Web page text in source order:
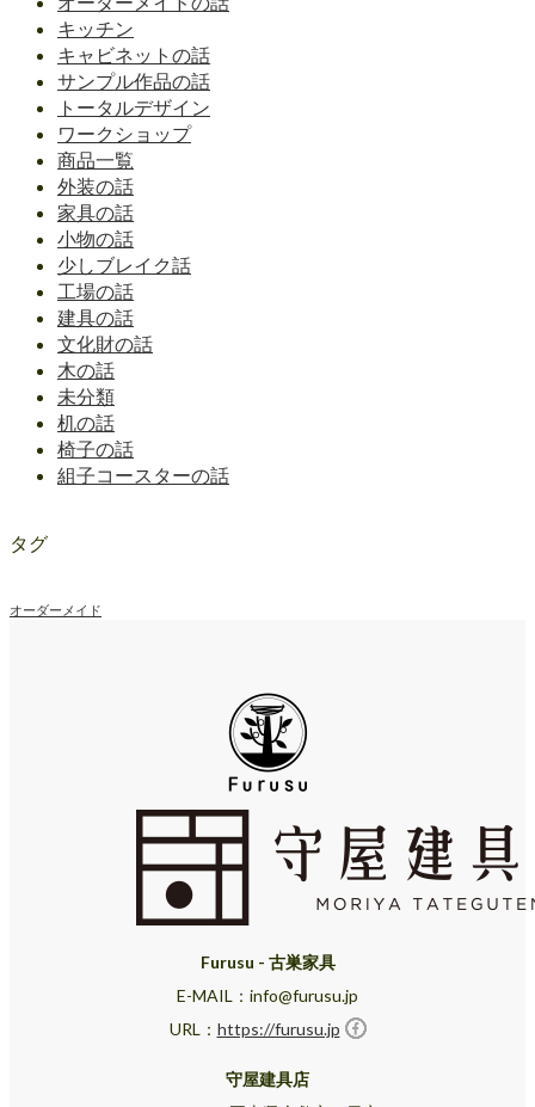
キッチン
キャビネットの話
サンプル作品の話
トータルデザイン
ワークショップ
商品一覧
外装の話
家具の話
小物の話
少しブレイク話
工場の話
建具の話
文化財の話
木の話
未分類
机の話
椅子の話
組子コースターの話
タグ
オーダーメイド
Furusu - 古巣家具
E-MAIL：info@furusu.jp
URL： https://furusu.jp
守屋建具店